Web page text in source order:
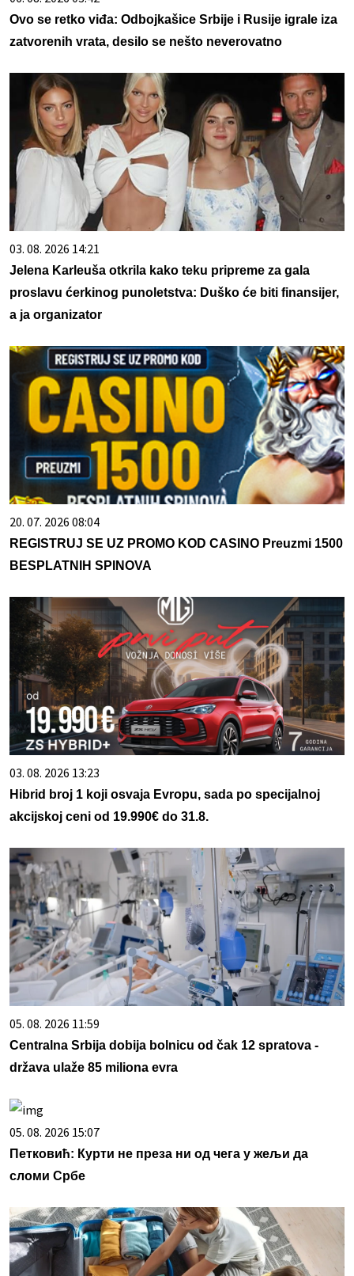
Ovo se retko viđa: Odbojkašice Srbije i Rusije igrale iza
zatvorenih vrata, desilo se nešto neverovatno
03. 08. 2026 14:21
Jelena Karleuša otkrila kako teku pripreme za gala
proslavu ćerkinog punoletstva: Duško će biti finansijer,
a ja organizator
20. 07. 2026 08:04
REGISTRUJ SE UZ PROMO KOD CASINO Preuzmi 1500
BESPLATNIH SPINOVA
03. 08. 2026 13:23
Hibrid broj 1 koji osvaja Evropu, sada po specijalnoj
akcijskoj ceni od 19.990€ do 31.8.
05. 08. 2026 11:59
Centralna Srbija dobija bolnicu od čak 12 spratova -
država ulaže 85 miliona evra
05. 08. 2026 15:07
Петковић: Курти не преза ни од чега у жељи да
сломи Србе